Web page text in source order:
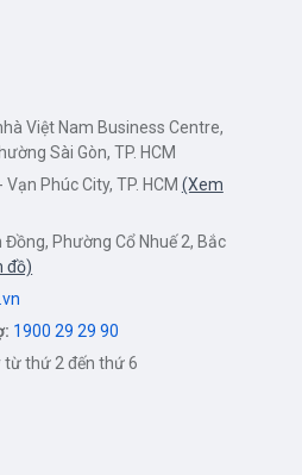
Việt Nam Business Centre,
Sài Gòn, TP. HCM
Phúc City, TP. HCM (Xem
Phường Cổ Nhuế 2, Bắc
đồ)
1900 29 29 90
từ thứ 2 đến thứ 6